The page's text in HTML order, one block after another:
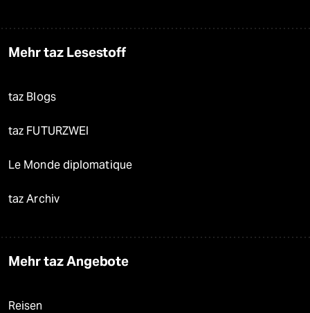
Mehr taz Lesestoff
taz Blogs
taz FUTURZWEI
Le Monde diplomatique
taz Archiv
Mehr taz Angebote
Reisen